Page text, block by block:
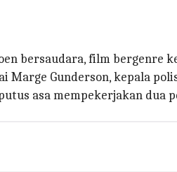
bersaudara, film bergenre
Marge Gunderson, kepala
asa mempekerjakan dua